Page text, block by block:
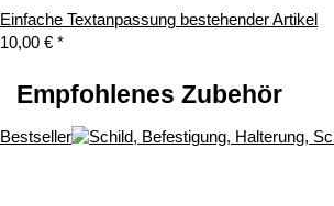
Einfache Textanpassung bestehender Artikel
10,00 € *
Empfohlenes Zubehör
Bestseller